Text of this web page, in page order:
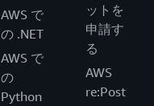
AWS で
の .NET
AWS で
の
Python
ットを
申請す
る
AWS
re:Post